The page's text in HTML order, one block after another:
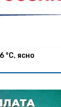
°С, ясно